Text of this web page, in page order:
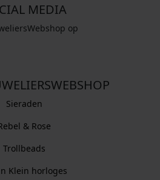
MEDIA
op
Sieraden
& Rose
Trollbeads
Klein horloges